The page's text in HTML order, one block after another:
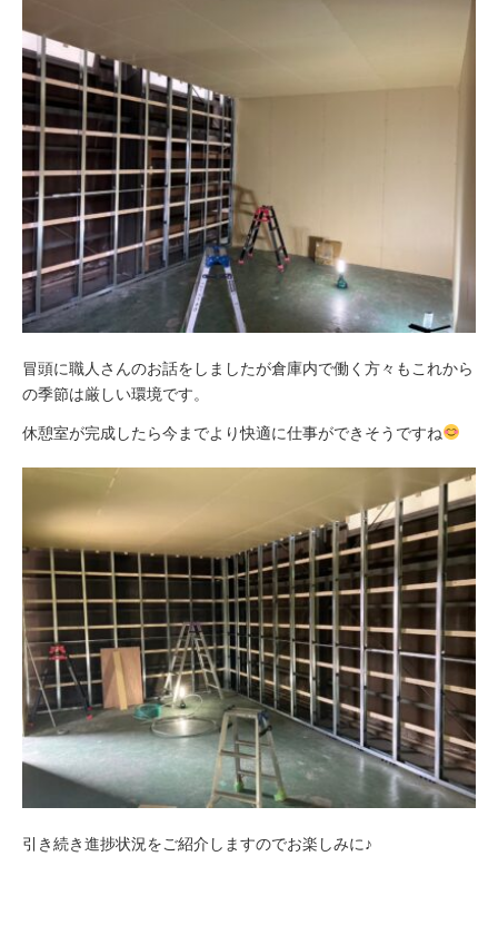
冒頭に職人さんのお話をしましたが倉庫内で働く方々もこれから
の季節は厳しい環境です。
休憩室が完成したら今までより快適に仕事ができそうですね
引き続き進捗状況をご紹介しますのでお楽しみに♪